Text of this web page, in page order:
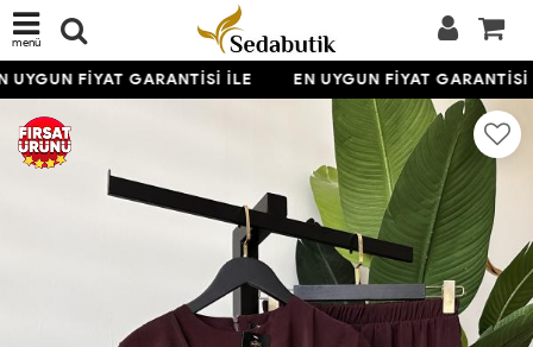
menü
UYGUN FİYAT GARANTİSİ İLE EN UYGUN FİYAT GARANTİSİ